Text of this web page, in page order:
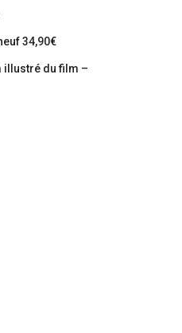
34,90€
illustré du film –